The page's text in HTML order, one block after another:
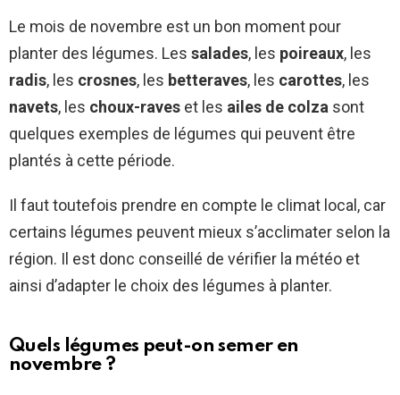
Le mois de novembre est un bon moment pour
planter des légumes. Les salades, les poireaux, les
radis, les crosnes, les betteraves, les carottes, les
navets, les choux-raves et les ailes de colza sont
quelques exemples de légumes qui peuvent être
plantés à cette période.
Il faut toutefois prendre en compte le climat local, car
certains légumes peuvent mieux s’acclimater selon la
région. Il est donc conseillé de vérifier la météo et
ainsi d’adapter le choix des légumes à planter.
Quels légumes peut-on semer en
novembre ?